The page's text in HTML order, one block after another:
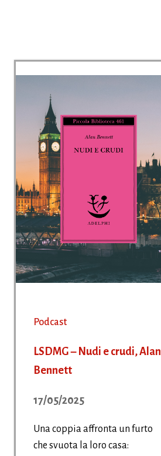
Podcast
LSDMG – Nudi e crudi, Alan
Bennett
17/05/2025
Una coppia affronta un furto
che svuota la loro casa: